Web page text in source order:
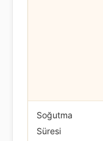
Soğutma
Süresi